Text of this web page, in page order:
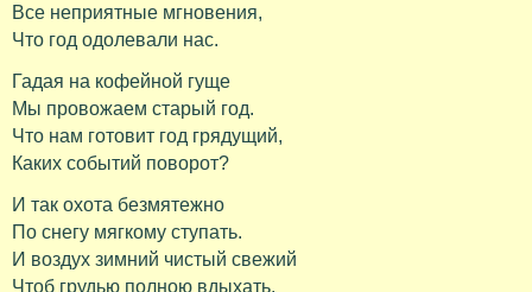
Все неприятные мгновения,
Что год одолевали нас.
Гадая на кофейной гуще
Мы провожаем старый год.
Что нам готовит год грядущий,
Каких событий поворот?
И так охота безмятежно
По снегу мягкому ступать.
И воздух зимний чистый свежий
Чтоб грудью полною вдыхать.